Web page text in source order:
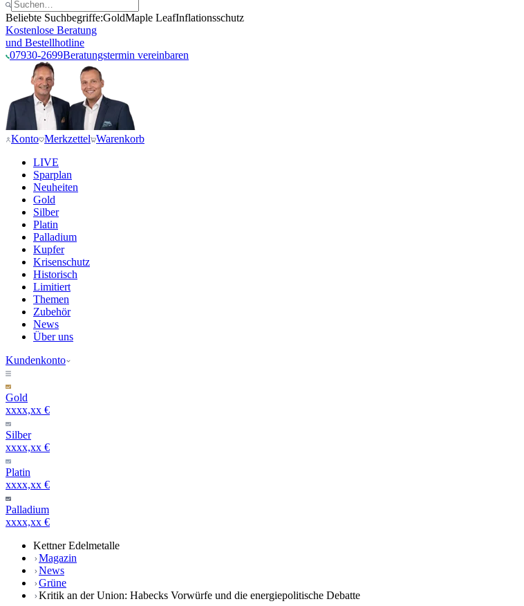
Beliebte Suchbegriffe:GoldMaple LeafInflationsschutz
Kostenlose Beratung
und Bestellhotline
07930-2699Beratungstermin vereinbaren
Konto Merkzettel Warenkorb
LIVE
Sparplan
Neuheiten
Gold
Silber
Platin
Palladium
Kupfer
Krisenschutz
Historisch
Limitiert
Themen
Zubehör
News
Über uns
Kundenkonto
Gold
xxxx,xx €
Silber
xxxx,xx €
Platin
xxxx,xx €
Palladium
xxxx,xx €
Kettner Edelmetalle
Magazin
News
Grüne
Kritik an der Union: Habecks Vorwürfe und die energiepolitische Debatte